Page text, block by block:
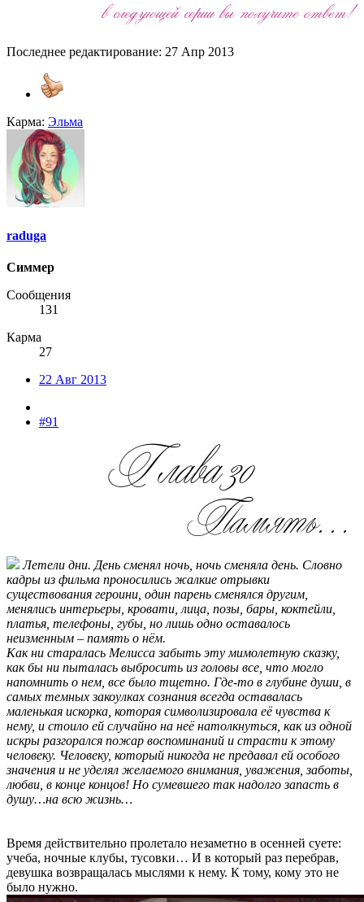
Последнее редактирование: 27 Апр 2013
Карма: Эльма
raduga
Симмер
Сообщения
131
Карма
27
22 Авг 2013
#91
Летели дни. День сменял ночь, ночь сменяла день. Словно
кадры из фильма проносились жалкие отрывки
существования героини, один парень сменялся другим,
менялись интерьеры, кровати, лица, позы, бары, коктейли,
платья, телефоны, губы, но лишь одно оставалось
неизменным – память о нём.
Как ни старалась Мелисса забыть эту мимолетную сказку,
как бы ни пыталась выбросить из головы все, что могло
напомнить о нем, все было тщетно. Где-то в глубине души, в
самых темных закоулках сознания всегда оставалась
маленькая искорка, которая символизировала её чувства к
нему, и стоило ей случайно на неё натолкнуться, как из одной
искры разгорался пожар воспоминаний и страсти к этому
человеку. Человеку, который никогда не предавал ей особого
значения и не уделял желаемого внимания, уважения, заботы,
любви, в конце концов! Но сумевшего так надолго запасть в
душу…на всю жизнь…
Время действительно пролетало незаметно в осенней суете:
учеба, ночные клубы, тусовки… И в который раз перебрав,
девушка возвращалась мыслями к нему. К тому, кому это не
было нужно.